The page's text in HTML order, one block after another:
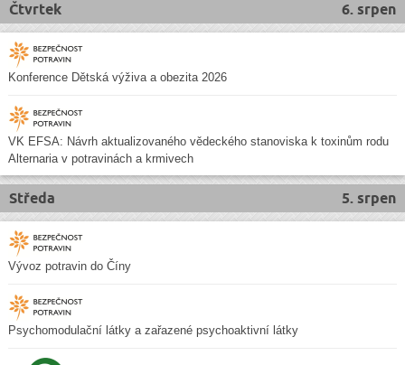
6. srpen
Čtvrtek
Konference Dětská výživa a obezita 2026
VK EFSA: Návrh aktualizovaného vědeckého stanoviska k toxinům rodu
Alternaria v potravinách a krmivech
5. srpen
Středa
Vývoz potravin do Číny
Psychomodulační látky a zařazené psychoaktivní látky